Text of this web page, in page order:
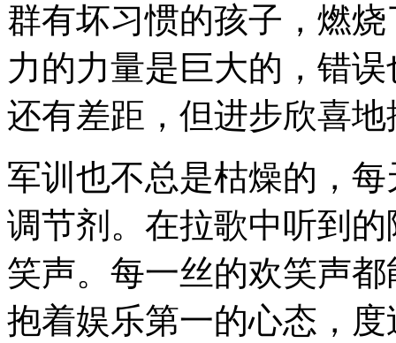
群有坏习惯的孩子，燃
力的力量是巨大的，错
还有差距，但进步欣喜
军训也不总是枯燥的，
调节剂。在拉歌中听到
笑声。每一丝的欢笑声
抱着娱乐第一的心态，